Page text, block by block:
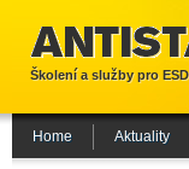
Školení a služby pro
Home Aktuality